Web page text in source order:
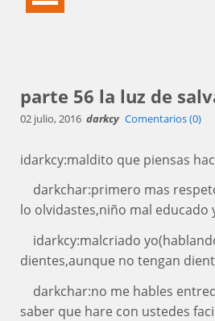
parte 56 la luz de
02 julio, 2016 darkcy Comentarios (0)
idarkcy:maldito que piensas
darkchar:primero mas
lo olvidastes,niño mal educado
idarkcy:malcriado
dientes,aunque no tengan
darkchar:no me hables
saber que hare con ustedes